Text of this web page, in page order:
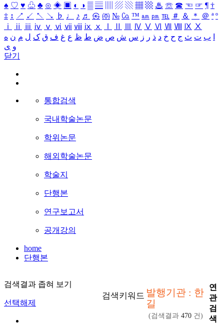
♠ ♡ ♥ ♧ ♣ ⊙ ◈ ▣ ◐ ◑ ▒ ▤ ▨ ▧ ▦ ▩ ♨ ☏ ☎ ☜ ☞ ¶ †
‡ ↕ ↗ ↙ ↖ ↘ ♭ ♩ ♪ ♬ ㉿ ㈜ № ㏇ ™ ㏂ ㏘ ℡ ＃ ＆ ＊ ＠ ª º
ⅰ
ⅱ ⅲ ⅳ ⅴ ⅵ ⅶ ⅷ ⅸ ⅹ Ⅳ Ⅴ Ⅵ Ⅶ Ⅷ Ⅸ Ⅹ
ب ت ث ج ح خ د ذ ر ز س ش ص ض ط ظ ع غ ف ق ک ل م ن ه
و ی
닫기
통합검색
국내학술논문
학위논문
해외학술논문
학술지
단행본
연구보고서
공개강의
home
단행본
검색결과 좁혀 보기
선택해제
검색키워드 발행기관 : 한
길
(검색결과 470 건)
연
관
검
색